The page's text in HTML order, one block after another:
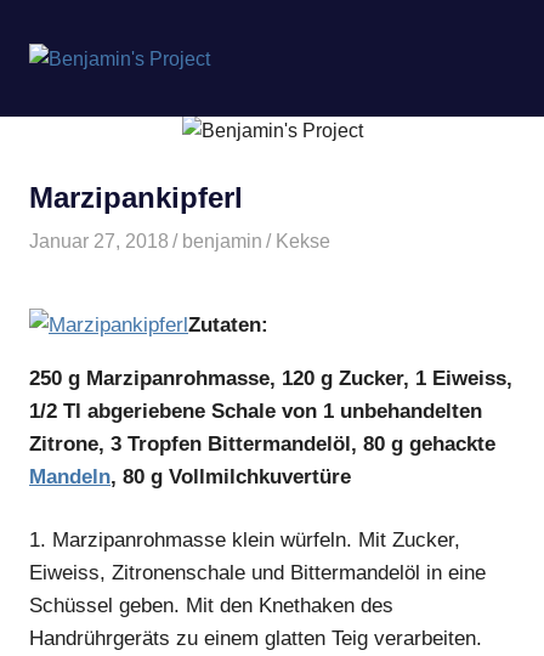
springen
Project
Marzipankipferl
Januar 27, 2018 benjamin Kekse
Zutaten:
250 g Marzipanrohmasse, 120 g Zucker, 1 Eiweiss,
1/2 Tl abgeriebene Schale von 1 unbehandelten
Zitrone, 3 Tropfen Bittermandelöl, 80 g gehackte
Mandeln, 80 g Vollmilchkuvertüre
1. Marzipanrohmasse klein würfeln. Mit Zucker,
Eiweiss, Zitronenschale und Bittermandelöl in eine
Schüssel geben. Mit den Knethaken des
Handrührgeräts zu einem glatten Teig verarbeiten.